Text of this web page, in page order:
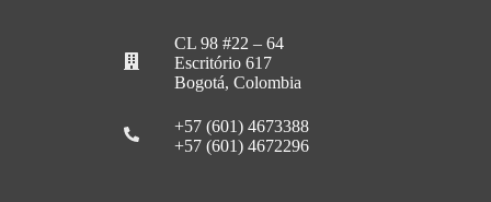
CL 98 #22 – 64
Escritório 617
Bogotá, Colombia
+57 (601) 4673388
+57 (601) 4672296